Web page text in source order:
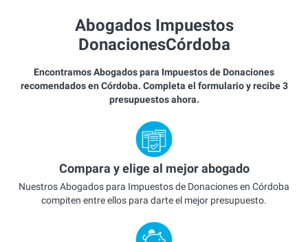
Abogados Impuestos
DonacionesCórdoba
Encontramos Abogados para Impuestos de Donaciones
recomendados en Córdoba. Completa el formulario y recibe 3
presupuestos ahora.
Compara y elige al mejor abogado
Nuestros Abogados para Impuestos de Donaciones en Córdoba
compiten entre ellos para darte el mejor presupuesto.